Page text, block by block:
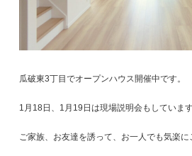
瓜破東3丁目でオープンハウス開催中です。
1月18日、1月19日は現場説明会もしています
ご家族、お友達を誘って、お一人でも気楽に